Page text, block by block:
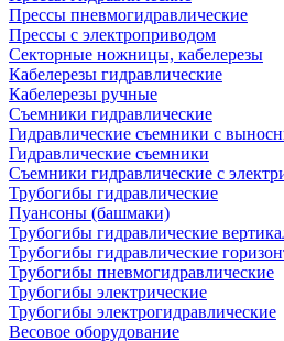
Прессы пневмогидравлические
Прессы с электроприводом
Секторные ножницы, кабелерезы
Кабелерезы гидравлические
Кабелерезы ручные
Съемники гидравлические
Гидравлические cъемники с
Гидравлические съемники
Съемники гидравлические с
Трубогибы гидравлические
Пуансоны (башмаки)
Трубогибы гидравлические
Трубогибы гидравлические
Трубогибы пневмогидравлические
Трубогибы электрические
Трубогибы электрогидравлические
Весовое оборудование